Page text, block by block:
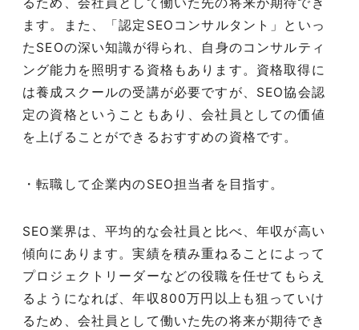
ます。また、「認定 SEO コンサルタント」といっ
た SEOの深い知識が得られ、自身のコンサルティ
ング能力を照明する資格もあります。資格取得に
は養成スクールの受講が必要ですが、 SEO協会認
定の資格ということもあり、会社員としての価値
を上げることができるおすすめの資格です。
・転職して企業内のSEO担当者を目指す。
SEO業界は、平均的な会社員と比べ、年収が高い
傾向にあります。実績を積み重ねることによって
プロジェクトリーダーなどの役職を任せてもらえ
るようになれば、年収800万円以上も狙っていけ
るため、会社員として働いた先の将来が期待でき